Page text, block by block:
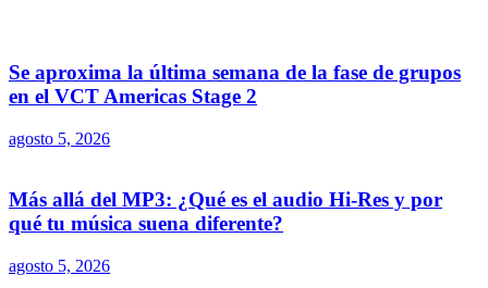
Se aproxima la última semana de la fase de grupos
en el VCT Americas Stage 2
agosto 5, 2026
Más allá del MP3: ¿Qué es el audio Hi-Res y por
qué tu música suena diferente?
agosto 5, 2026